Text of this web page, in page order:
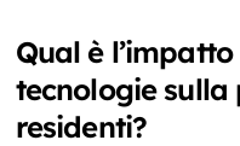
Qual è
tecnologie
residenti?